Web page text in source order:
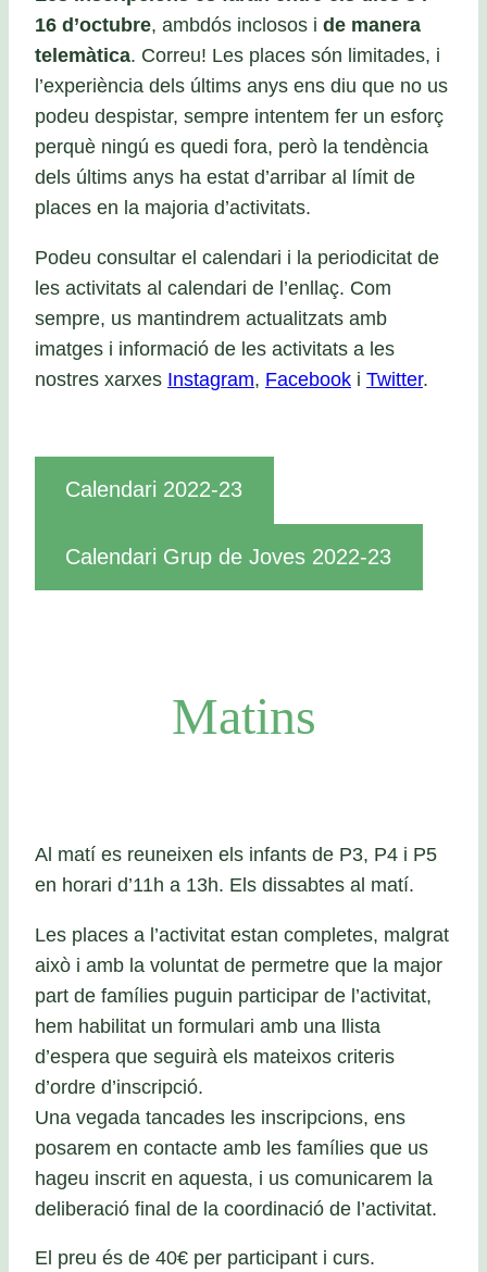
16 d’octubre, ambdós inclosos i de manera
telemàtica. Correu! Les places són limitades, i
l’experiència dels últims anys ens diu que no us
podeu despistar, sempre intentem fer un esforç
perquè ningú es quedi fora, però la tendència
dels últims anys ha estat d’arribar al límit de
places en la majoria d’activitats.
Podeu consultar el calendari i la periodicitat de
les activitats al calendari de l’enllaç. Com
sempre, us mantindrem actualitzats amb
imatges i informació de les activitats a les
nostres xarxes Instagram, Facebook i Twitter.
Calendari 2022-23
Calendari Grup de Joves 2022-23
Matins
Al matí es reuneixen els infants de P3, P4 i P5
en horari d’11h a 13h. Els dissabtes al matí.
Les places a l’activitat estan completes, malgrat
això i amb la voluntat de permetre que la major
part de famílies puguin participar de l’activitat,
hem habilitat un formulari amb una llista
d’espera que seguirà els mateixos criteris
d’ordre d’inscripció.
Una vegada tancades les inscripcions, ens
posarem en contacte amb les famílies que us
hageu inscrit en aquesta, i us comunicarem la
deliberació final de la coordinació de l’activitat.
El preu és de 40€ per participant i curs.